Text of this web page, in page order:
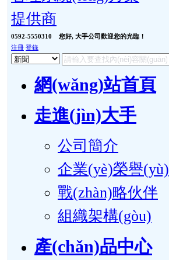
0592-5550310 您好, 大手公司歡迎您的光臨！
注冊 登錄
網(wǎng)站首頁
走進(jìn)大手
公司簡介
企業(yè)榮譽(yù)
戰(zhàn)略伙伴
組織架構(gòu)
產(chǎn)品中心